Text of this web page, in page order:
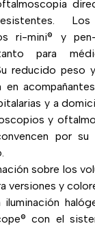
ri-mini® y
para
reducido peso
en
y a
y
por su
sobre los
versiones y
con el